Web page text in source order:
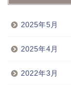
2025年5月
2025年4月
2022年3月